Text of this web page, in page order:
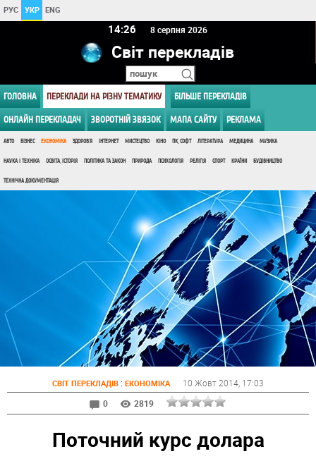
РУС УКР ENG
14:26 8 серпня 2026
Світ перекладів
ГОЛОВНА ПЕРЕКЛАДИ НА РІЗНУ ТЕМАТИКУ БІЛЬШЕ ПЕРЕКЛАДІВ
ОНЛАЙН ПЕРЕКЛАДАЧ ЗВОРОТНІЙ ЗВЯЗОК МАПА САЙТУ РЕКЛАМА
АВТО БІЗНЕС ЕКОНОМІКА ЗДОРОВ'Я ІНТЕРНЕТ МИСТЕЦТВО КІНО ПК, СОФТ ЛІТЕРАТУРА МЕДИЦИНА МУЗИКА
НАУКА І ТЕХНІКА ОСВІТА, ІСТОРІЯ ПОЛІТИКА ТА ЗАКОН ПРИРОДА ПСИХОЛОГІЯ РЕЛІГІЯ СПОРТ КРАЇНИ БУДІВНИЦТВО
ТЕХНІЧНА ДОКУМЕНТАЦІЯ
СВІТ ПЕРЕКЛАДІВ : ЕКОНОМІКА 10 Жовт 2014 , 17:03
0
2819
Поточний курс долара